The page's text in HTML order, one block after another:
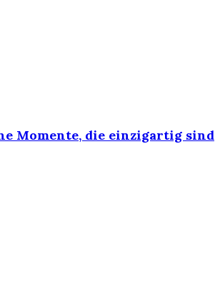
Momente, die einzigartig sind